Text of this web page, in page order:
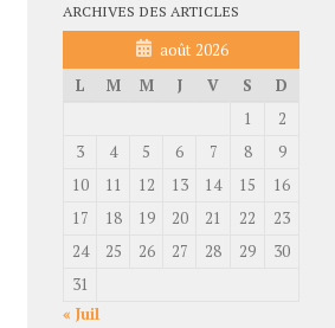
ARCHIVES DES ARTICLES
août 2026
L
M M J V S
D
1
2
3
4 5 6 7 8
9
10
11 12 13 14 15
16
17
18 19 20 21 22
23
24
25 26 27 28 29
30
31
« Juil